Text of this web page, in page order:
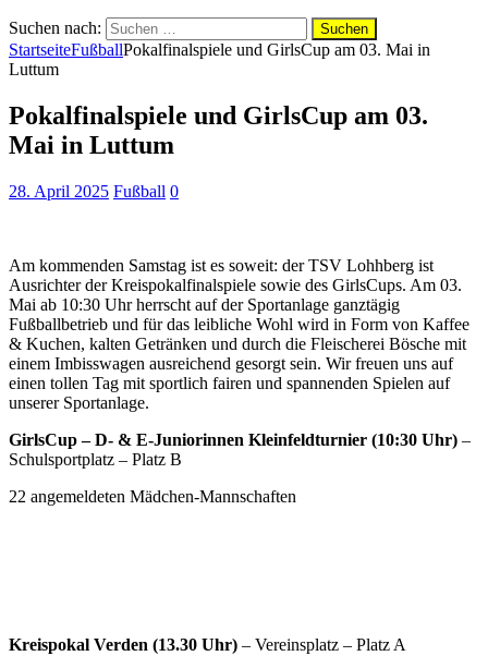
Suchen nach:
StartseiteFußballPokalfinalspiele und GirlsCup am 03. Mai in
Luttum
Pokalfinalspiele und GirlsCup am 03.
Mai in Luttum
28. April 2025 Fußball 0
Am kommenden Samstag ist es soweit: der TSV Lohhberg ist
Ausrichter der Kreispokalfinalspiele sowie des GirlsCups. Am 03.
Mai ab 10:30 Uhr herrscht auf der Sportanlage ganztägig
Fußballbetrieb und für das leibliche Wohl wird in Form von Kaffee
& Kuchen, kalten Getränken und durch die Fleischerei Bösche mit
einem Imbisswagen ausreichend gesorgt sein. Wir freuen uns auf
einen tollen Tag mit sportlich fairen und spannenden Spielen auf
unserer Sportanlage.
GirlsCup – D- & E-Juniorinnen Kleinfeldturnier (10:30 Uhr) –
Schulsportplatz – Platz B
22 angemeldeten Mädchen-Mannschaften
Kreispokal Verden (13.30 Uhr) – Vereinsplatz – Platz A